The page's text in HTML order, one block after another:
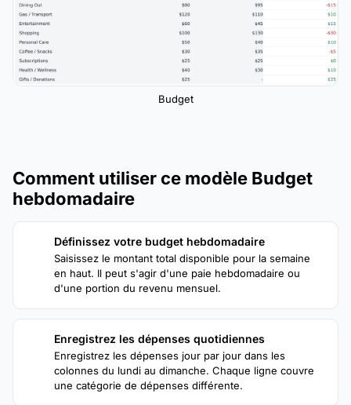
Budget
Comment utiliser ce modèle Budget
hebdomadaire
Définissez votre budget hebdomadaire
Saisissez le montant total disponible pour la semaine
en haut. Il peut s'agir d'une paie hebdomadaire ou
d'une portion du revenu mensuel.
Enregistrez les dépenses quotidiennes
Enregistrez les dépenses jour par jour dans les
colonnes du lundi au dimanche. Chaque ligne couvre
une catégorie de dépenses différente.